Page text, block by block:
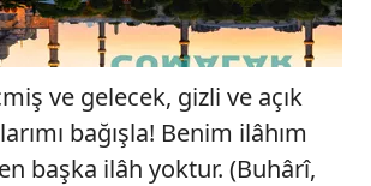
ve gelecek, gizli ve açık
bağışla! Benim ilâhım
başka ilâh yoktur. (Buhârî,